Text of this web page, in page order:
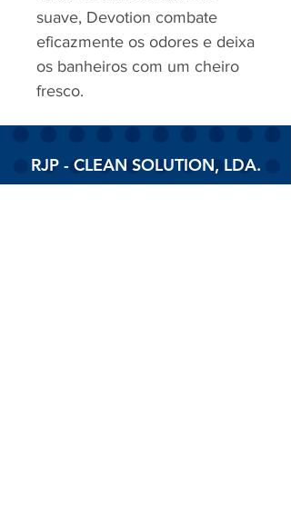
suave, Devotion combate
eficazmente os odores e deixa
os banheiros com um cheiro
fresco.
RJP - CLEAN SOLUTION, LDA.